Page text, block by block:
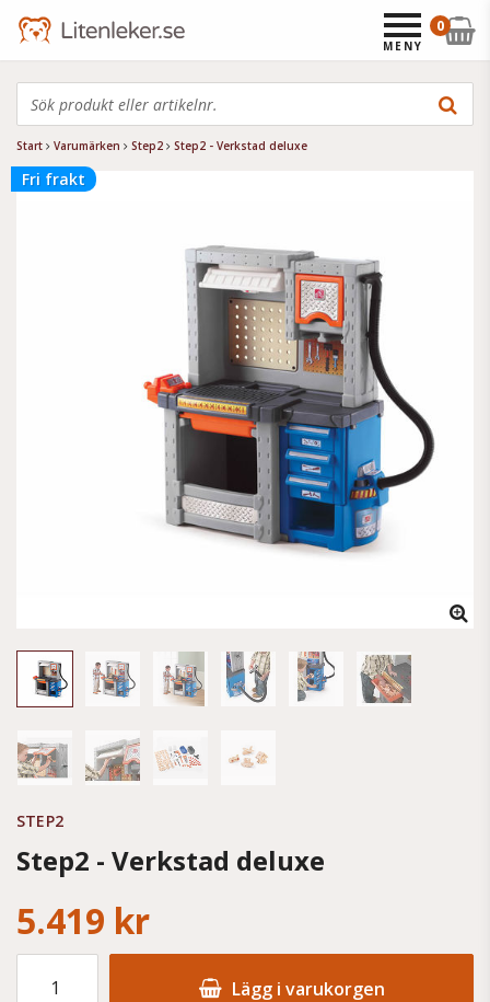
Start Varumärken Step2 Step2 - Verkstad deluxe
Fri frakt
STEP2
Step2 - Verkstad deluxe
5.419 kr
Lägg i varukorgen
0
MENY